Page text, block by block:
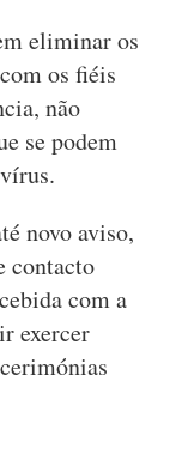
eliminar os
os fiéis
não
se podem
novo aviso,
contacto
com a
exercer